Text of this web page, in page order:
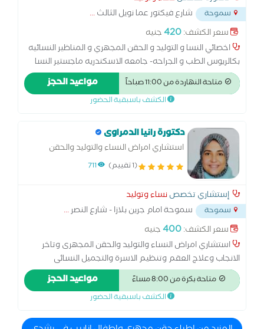
سموحة شارع فيكتور عما نويل الثالث...
سعر الكشف:420جنيه
اخصائي النسا و التوليد و الحقن المجهري و المناظير النسائيه
بكالريوس الطب و الجراحه- جامعه الاسكندريه ماجستير النسا
والتوليد- جامعه الاسكندريه دبلومه الحقن المجهري و الاخصاب
المساعد - جامعه عين شمس
متاحة النهاردة من 11:00 صباحاً مواعيد الحجز
الكشف باسبقية الحضور
دكتورة رانيا الدمراوى
استشاري امراض النساء والتوليد والحقن
المجهرى وتاخر الانجاب وعلاج العقم وتنظيم
التلفزيونية ومتابعة الحمل
(1 تقييم) 711
إستشاري تخصصنساء وتوليد
سموحة سموحة امام جرين بلازا - شارع النصر...
سعر الكشف:400جنيه
استشاري امراض النساء والتوليد والحقن المجهرى وتاخر
الانجاب وعلاج العقم وتنظيم الاسرة والتجميل النسائى
والكشف بالاشعة التلفزيونية
متاحة بكرة من 8:00 مساءً مواعيد الحجز
الكشف باسبقية الحضور